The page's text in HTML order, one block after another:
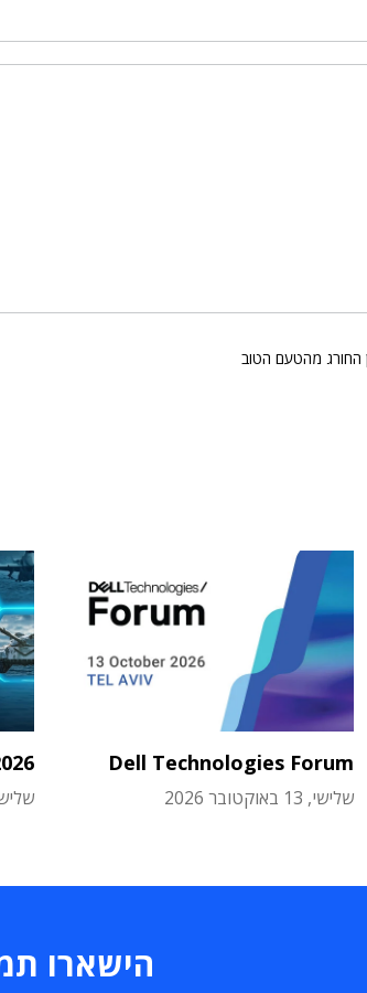
החורג מהטעם הטוב
Dell Technologies Forum
שלישי, 13 באוקטובר 2026 שלישי, 20
הישארו